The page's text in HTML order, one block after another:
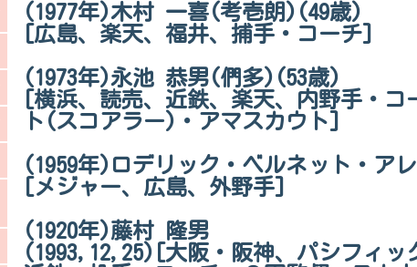
(1977年)木村 一喜(考壱朗)(49歳)
[広島、楽天、福井、捕手・コーチ]
(1973年)永池 恭男(們多)(53歳)
[横浜、読売、近鉄、楽天、内野手・コ
ト(スコアラー)・アマスカウト]
(1959年)ロデリック・ベルネット・ア
[メジャー、広島、外野手]
(1920年)藤村 隆男
(1993,12,25)[大阪・阪神、パシフィッ